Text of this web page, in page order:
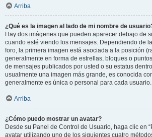
Arriba
¿Qué es la imagen al lado de mi nombre de
Hay dos imágenes que pueden aparecer debajo de
cuando esté viendo los mensajes. Dependiendo de
foro, la primera imagen está asociada a la posición
generalmente en forma de estrellas, bloques o
de mensajes publicados por usted o su estatus
usualmente una imagen más grande, es conocida
generalmente es única o personal para cada usuario.
Arriba
¿Cómo puedo mostrar un avatar?
Desde su Panel de Control de Usuario, haga clic en
avatar utilizando uno de los siguientes cuatro